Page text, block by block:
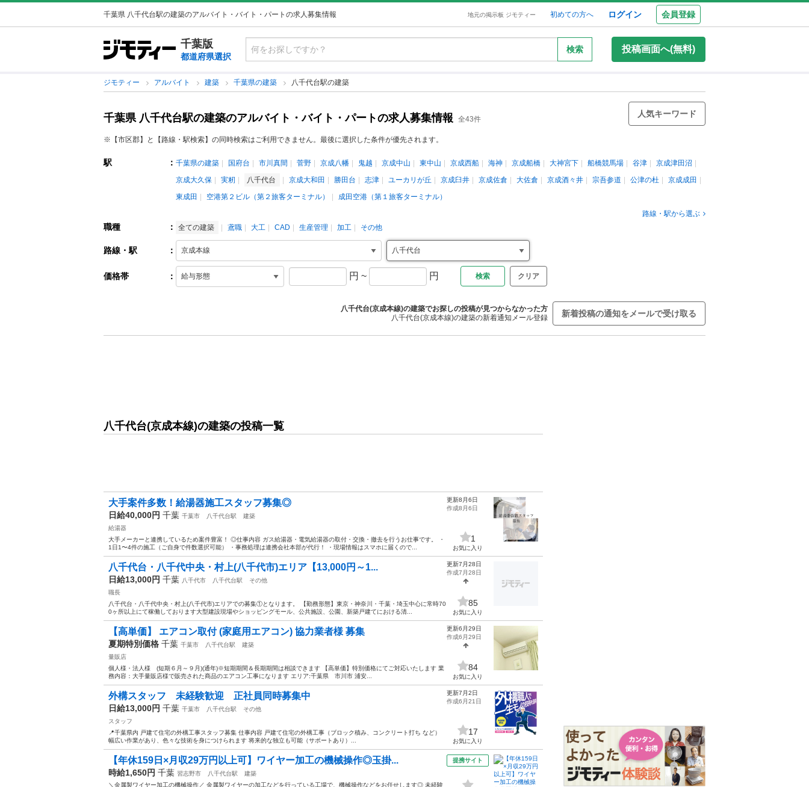
千葉県 八千代台駅の建築のアルバイト・バイト・パートの求人募集情報 地元の掲示板 ジモティー 初めての方へ ログイン 会員登録
千葉版
都道府県選択
検索 投稿画面へ(無料)
ジモティー アルバイト 建築 千葉県の建築 八千代台駅の建築
千葉県 八千代台駅の建築のアルバイト・バイト・パートの求人募集情報 全43件
人気キーワード
※【市区郡】と【路線・駅検索】の同時検索はご利用できません。最後に選択した条件が優先されます。
駅 ： 千葉県の建築 国府台 市川真間 菅野 京成八幡 鬼越 京成中山 東中山 京成西船 海神 京成船橋 大神宮下 船橋競馬場 谷津
京成津田沼
京成大久保
実籾 八千代台 京成大和田 勝田台 志津 ユーカリが丘 京成臼井 京成佐倉 大佐倉 京成酒々井 宗吾参道 公津の杜
京成成田
東成田
空港第２ビル（第２旅客ターミナル）
成田空港（第１旅客ターミナル）
路線・駅から選ぶ
職種 ： 全ての建築 鳶職 大工 CAD 生産管理 加工 その他
路線・駅 ：
価格帯 ： 円 ~ 円 クリア
八千代台(京成本線)の建築でお探しの投稿が見つからなかった方
八千代台(京成本線)の建築の新着通知メール登録
新着投稿の通知をメールで受け取る
八千代台(京成本線)の建築の投稿一覧
大手案件多数！給湯器施工スタッフ募集◎
日給40,000円 千葉 千葉市 八千代台駅
建築
給湯器
大手メーカーと連携しているため案件豊富！ ◎仕事内容 ガス給湯器・電気給湯器の取付・交換・撤去を行うお仕事です。 ・
1日1〜4件の施工（ご自身で件数選択可能） ・事務処理は連携会社本部が代行！ ・現場情報はスマホに届くので...
更新8月6日
作成8月6日
1
お気に入り
八千代台・八千代中央・村上(八千代市)エリア【13,000円～1...
日給13,000円 千葉 八千代市 八千代台駅
その他
職長
八千代台・八千代中央・村上(八千代市)エリアでの募集①となります。 【勤務形態】東京・神奈川・千葉・埼玉中心に常時70
0ヶ所以上にて稼働しております大型建設現場やショッピングモール、公共施設、公園、新築戸建てにおける清...
更新7月28日
作成7月28日
85
お気に入り
【高単価】 エアコン取付 (家庭用エアコン) 協力業者様 募集
夏期特別価格 千葉 千葉市 八千代台駅
建築
量販店
個人様・法人様 (短期６月～９月)(通年)※短期期間＆長期期間は相談できます 【高単価】特別価格にてご対応いたします 業
務内容：大手量販店様で販売された商品のエアコン工事になります エリア:千葉県 市川市 浦安...
更新6月29日
作成6月29日
84
お気に入り
外構スタッフ 未経験歓迎 正社員同時募集中
日給13,000円 千葉 千葉市 八千代台駅
その他
スタッフ
📍千葉県内 戸建て住宅の外構工事スタッフ募集 仕事内容 戸建て住宅の外構工事（ブロック積み、コンクリート打ち など）
幅広い作業があり、色々な技術を身につけられます 将来的な独立も可能（サポートあり）...
更新7月2日
作成6月21日
17
お気に入り
【年休159日×月収29万円以上可】ワイヤー加工の機械操作◎玉掛...
時給1,650円 千葉 習志野市 八千代台駅
建築
＼金属製ワイヤー加工の機械操作／ 金属製ワイヤーの加工などを行っている工場で、機械操作などをお任せします◎ 未経験
提携サイト